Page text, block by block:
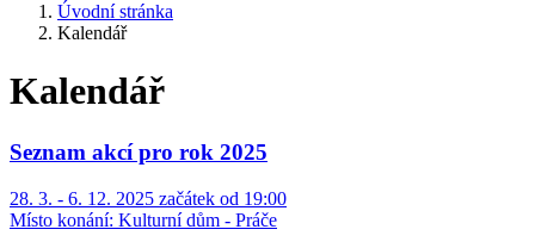
Úvodní stránka
Kalendář
Kalendář
Seznam akcí pro rok 2025
28. 3. - 6. 12. 2025 začátek od 19:00
Místo konání: Kulturní dům - Práče